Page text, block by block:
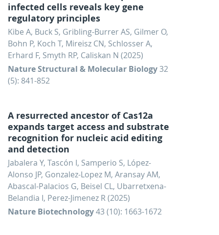
infected cells reveals key gene
regulatory principles
Kibe A, Buck S, Gribling-Burrer AS, Gilmer O,
Bohn P, Koch T, Mireisz CN, Schlosser A,
Erhard F, Smyth RP, Caliskan N (2025)
Nature Structural & Molecular Biology32
(5): 841-852
A resurrected ancestor of Cas12a
expands target access and substrate
recognition for nucleic acid editing
and detection
Jabalera Y, Tascón I, Samperio S, López-
Alonso JP, Gonzalez-Lopez M, Aransay AM,
Abascal-Palacios G, Beisel CL, Ubarretxena-
Belandia I, Perez-Jimenez R (2025)
Nature Biotechnology43 (10): 1663-1672